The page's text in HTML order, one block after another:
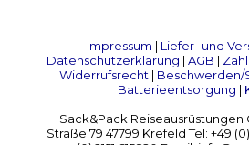
Impressum | Liefer- und
Datenschutzerklärung | AGB |
Widerrufsrecht| Beschwerden/
Batterieentsorgung |
Sack&Pack Reiseausrüstungen
Straße 79 47799 Krefeld Tel: +49 (0)